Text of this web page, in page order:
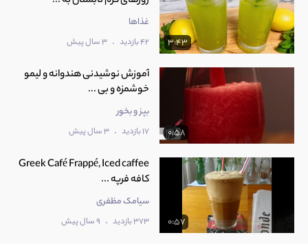
3:43
غذاها
42 بازدید . 3 سال پیش
0:58
آموزش نوشیدنی هندوانه و لیمو
خوشمزه و بی ...
بپز و بخور
17 بازدید . 3 سال پیش
0:57
Greek Café Frappé, Iced caffee
کافه فرپه ...
سیامک مظفری
373 بازدید . 9 سال پیش